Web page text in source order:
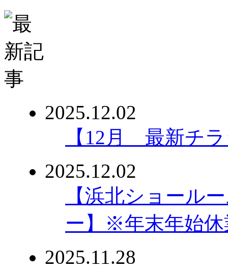
2025.12.02
【12月 最新チ
2025.12.02
【浜北ショール
ー】※年末年始
2025.11.28